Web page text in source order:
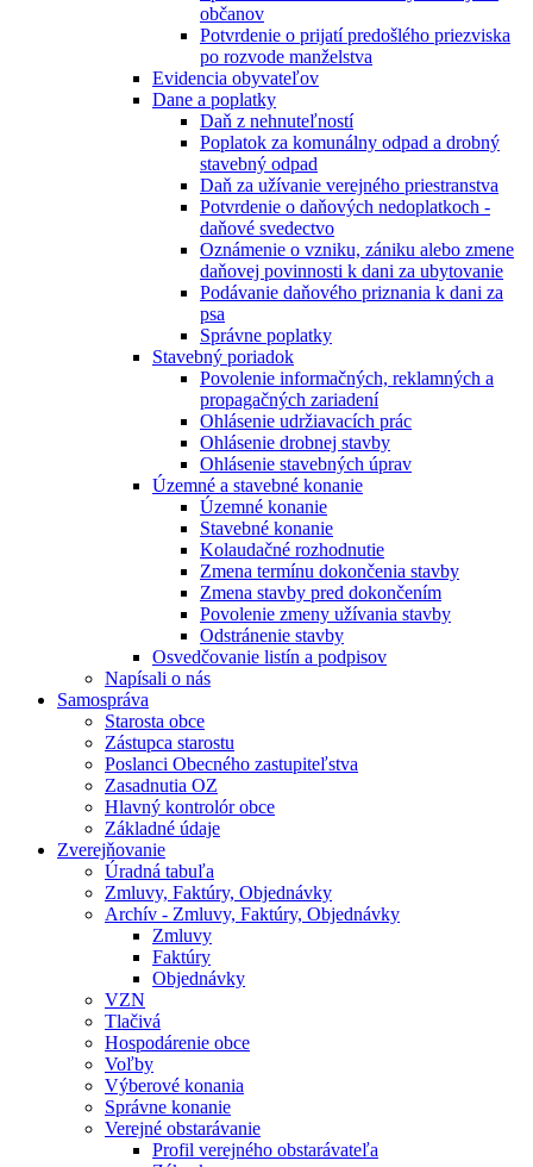
občanov
Potvrdenie o prijatí predošlého priezviska
po rozvode manželstva
Evidencia obyvateľov
Dane a poplatky
Daň z nehnuteľností
Poplatok za komunálny odpad a drobný
stavebný odpad
Daň za užívanie verejného priestranstva
Potvrdenie o daňových nedoplatkoch -
daňové svedectvo
Oznámenie o vzniku, zániku alebo zmene
daňovej povinnosti k dani za ubytovanie
Podávanie daňového priznania k dani za
psa
Správne poplatky
Stavebný poriadok
Povolenie informačných, reklamných a
propagačných zariadení
Ohlásenie udržiavacích prác
Ohlásenie drobnej stavby
Ohlásenie stavebných úprav
Územné a stavebné konanie
Územné konanie
Stavebné konanie
Kolaudačné rozhodnutie
Zmena termínu dokončenia stavby
Zmena stavby pred dokončením
Povolenie zmeny užívania stavby
Odstránenie stavby
Osvedčovanie listín a podpisov
Napísali o nás
Samospráva
Starosta obce
Zástupca starostu
Poslanci Obecného zastupiteľstva
Zasadnutia OZ
Hlavný kontrolór obce
Základné údaje
Zverejňovanie
Úradná tabuľa
Zmluvy, Faktúry, Objednávky
Archív - Zmluvy, Faktúry, Objednávky
Zmluvy
Faktúry
Objednávky
VZN
Tlačivá
Hospodárenie obce
Voľby
Výberové konania
Správne konanie
Verejné obstarávanie
Profil verejného obstarávateľa